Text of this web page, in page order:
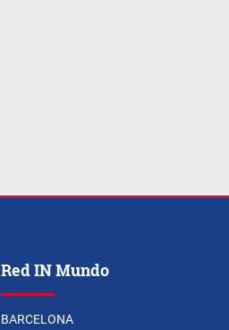
Red IN Mundo
BARCELONA